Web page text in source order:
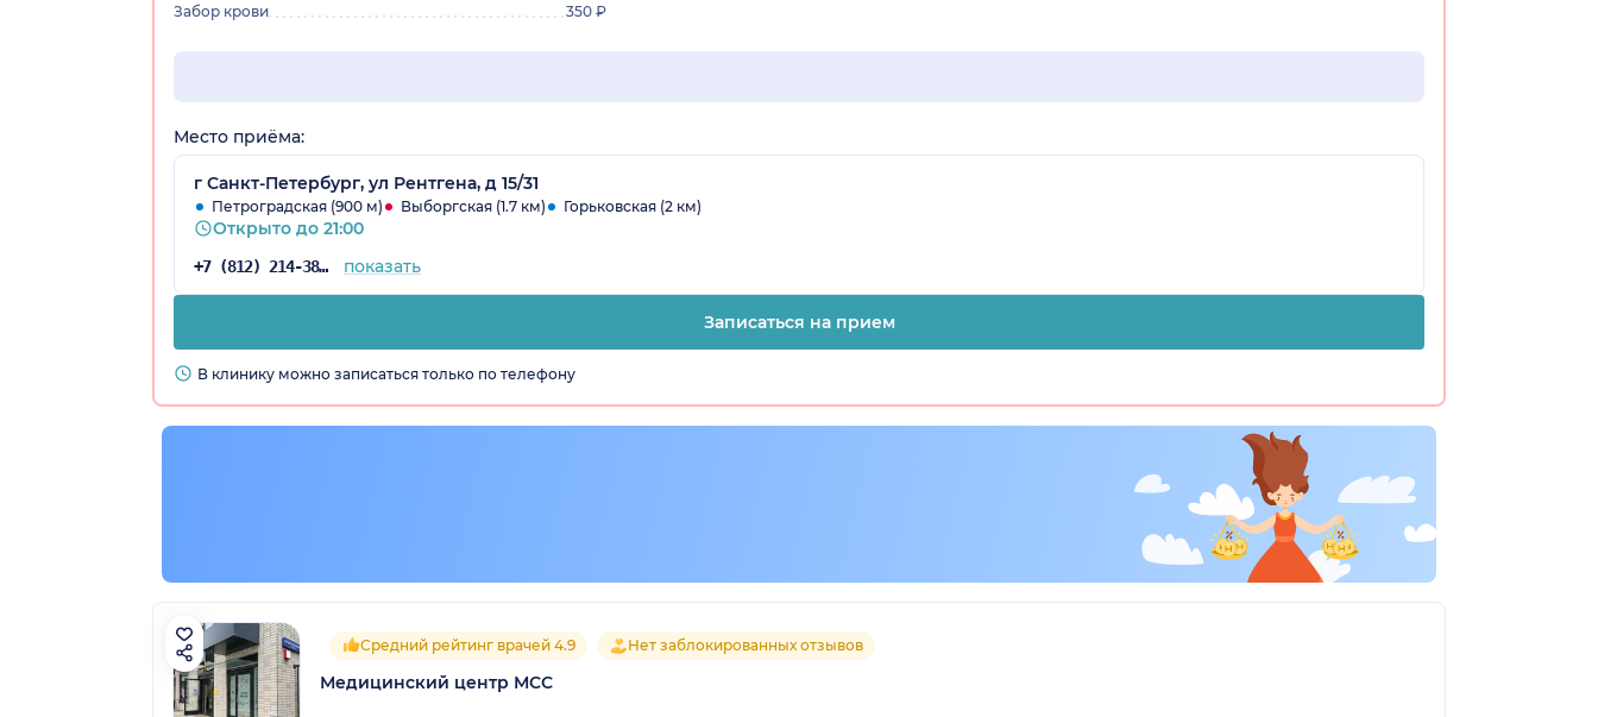
Забор крови
350 ₽
Место приёма:
г Санкт-Петербург, ул Рентгена, д 15/31
Петроградская (900 м) Выборгская (1.7 км) Горьковская (2 км)
Открыто до 21:00
+7 (812) 214-38-50 показать
Записаться на прием
В клинику можно записаться только по телефону
Средний рейтинг врачей 4.9 Нет заблокированных отзывов
Медицинский центр МСС